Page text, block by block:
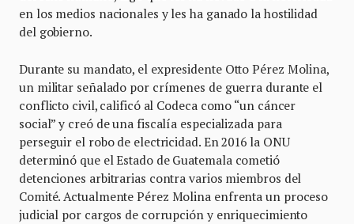
en los medios nacionales y les ha ganado la hostilidad
del gobierno.
Durante su mandato, el expresidente Otto Pérez Molina,
un militar señalado por crímenes de guerra durante el
conflicto civil, calificó al Codeca como “un cáncer
social” y creó de una fiscalía especializada para
perseguir el robo de electricidad. En 2016 la ONU
determinó que el Estado de Guatemala cometió
detenciones arbitrarias contra varios miembros del
Comité. Actualmente Pérez Molina enfrenta un proceso
judicial por cargos de corrupción y enriquecimiento